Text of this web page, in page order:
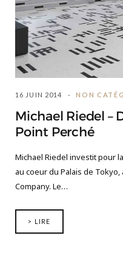
16 JUIN 2014 NON
Michael Riedel –
Point Perché
Michael Riedel investit pour
au coeur du Palais de
Company. Le…
> LIRE